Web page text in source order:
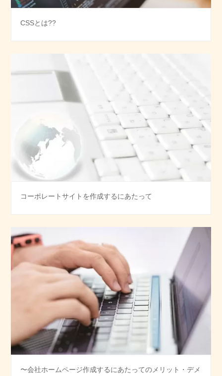
CSSとは??
コーポレートサイトを作成するにあたって
〜会社ホームページ作成するにあたってのメリット・デメ